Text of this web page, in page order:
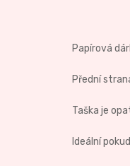
Papírová
Přední
Taška je
Ideální